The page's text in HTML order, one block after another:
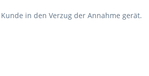
in den Verzug der Annahme gerät.